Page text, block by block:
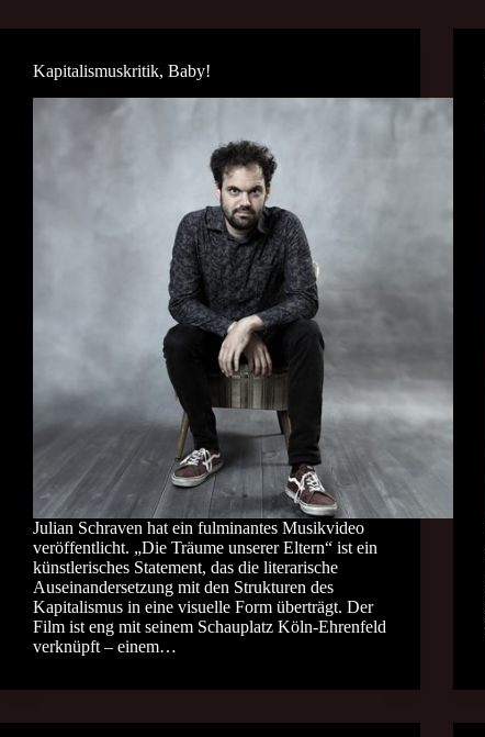
Kapitalismuskritik, Baby!
Julian Schraven hat ein fulminantes Musikvideo
veröffentlicht. „Die Träume unserer Eltern“ ist ein
künstlerisches Statement, das die literarische
Auseinandersetzung mit den Strukturen des
Kapitalismus in eine visuelle Form überträgt. Der
Film ist eng mit seinem Schauplatz Köln-Ehrenfeld
verknüpft – einem…